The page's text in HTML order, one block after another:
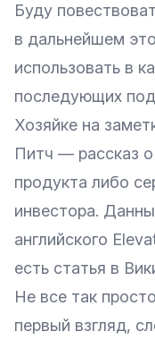
Буду
в дальнейшем
использовать в
последующих
Хозяйке на
Питч — рассказ
продукта либо
инвестора.
английского
есть статья в
Не все так
первый взгляд,